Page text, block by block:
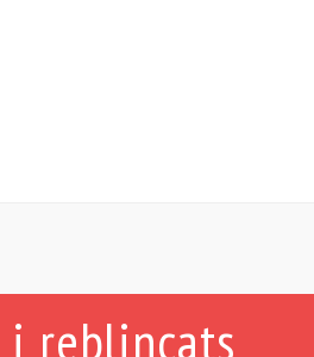
i reblincats